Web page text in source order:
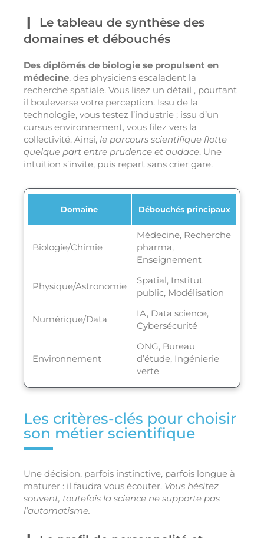
Le tableau de synthèse des
domaines et débouchés
Des diplômés de biologie se propulsent en
médecine, des physiciens escaladent la
recherche spatiale. Vous lisez un détail , pourtant
il bouleverse votre perception. Issu de la
technologie, vous testez l’industrie ; issu d’un
cursus environnement, vous filez vers la
collectivité. Ainsi, le parcours scientifique flotte
quelque part entre prudence et audace. Une
intuition s’invite, puis repart sans crier gare.
Domaine Débouchés principaux
Biologie/Chimie
Médecine, Recherche
pharma,
Enseignement
Physique/Astronomie
Spatial, Institut
public, Modélisation
Numérique/Data
IA, Data science,
Cybersécurité
Environnement
ONG, Bureau
d’étude, Ingénierie
verte
Les critères-clés pour choisir
son métier scientifique
Une décision, parfois instinctive, parfois longue à
maturer : il faudra vous écouter. Vous hésitez
souvent, toutefois la science ne supporte pas
l’automatisme.